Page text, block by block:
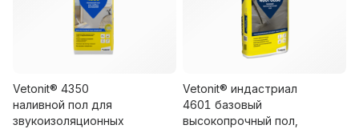
Vetonit® 4350
наливной пол для
звукоизоляционных
Vetonit® индастриал
4601 базовый
высокопрочный пол,